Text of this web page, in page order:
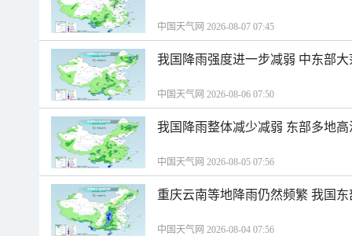
中国天气网 2026-08-07 07:45
我国降雨强度进一步减弱 中东部
中国天气网 2026-08-06 07:50
我国降雨整体减少减弱 东部多地
中国天气网 2026-08-05 07:56
重庆云南等地降雨仍然频繁 我国
中国天气网 2026-08-04 07:56